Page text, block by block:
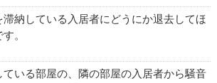
滞納している入居者にどうにか退去してほ
。
ている部屋の、隣の部屋の入居者から騒音